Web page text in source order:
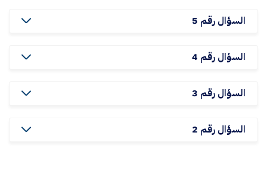
السؤال رقم 5
السؤال رقم 4
السؤال رقم 3
السؤال رقم 2